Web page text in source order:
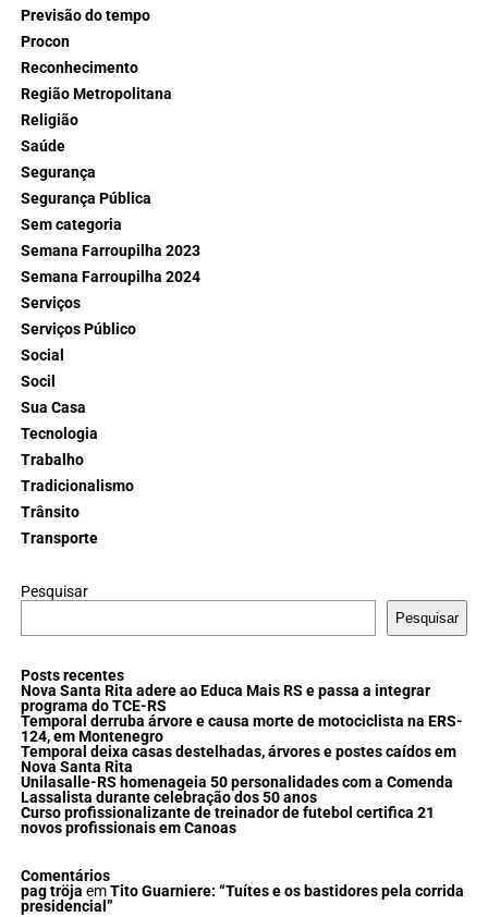
Previsão do tempo
Procon
Reconhecimento
Região Metropolitana
Religião
Saúde
Segurança
Segurança Pública
Sem categoria
Semana Farroupilha 2023
Semana Farroupilha 2024
Serviços
Serviços Público
Social
Socil
Sua Casa
Tecnologia
Trabalho
Tradicionalismo
Trânsito
Transporte
Pesquisar
Pesquisar
Posts recentes
Nova Santa Rita adere ao Educa Mais RS e passa a integrar
programa do TCE-RS
Temporal derruba árvore e causa morte de motociclista na ERS-
124, em Montenegro
Temporal deixa casas destelhadas, árvores e postes caídos em
Nova Santa Rita
Unilasalle-RS homenageia 50 personalidades com a Comenda
Lassalista durante celebração dos 50 anos
Curso profissionalizante de treinador de futebol certifica 21
novos profissionais em Canoas
Comentários
pag tröja emTito Guarniere: “Tuítes e os bastidores pela corrida
presidencial”